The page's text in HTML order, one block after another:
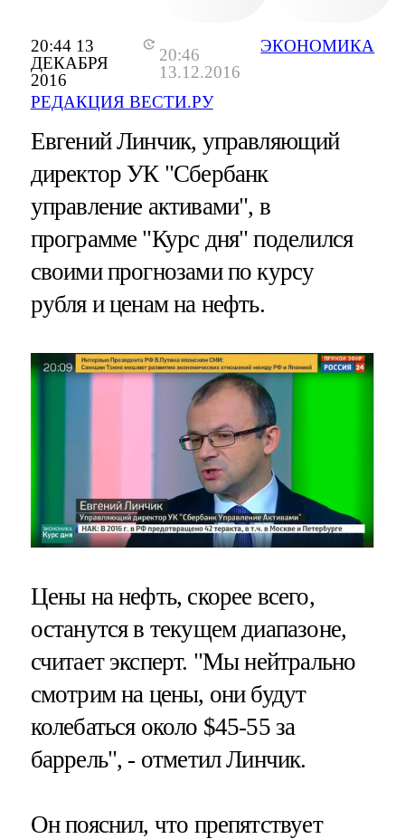
20:44 13
ДЕКАБРЯ
2016
20:46
13.12.2016
РЕДАКЦИЯ ВЕСТИ.РУ
ЭКОНОМИКА
Евгений Линчик, управляющий
директор УК "Сбербанк
управление активами", в
программе "Курс дня" поделился
своими прогнозами по курсу
рубля и ценам на нефть.
Цены на нефть, скорее всего,
останутся в текущем диапазоне,
считает эксперт. "Мы нейтрально
смотрим на цены, они будут
колебаться около $45-55 за
баррель", - отметил Линчик.
Он пояснил, что препятствует